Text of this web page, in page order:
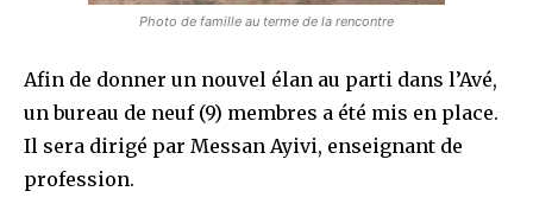
Photo de famille au terme de la rencontre
Afin de donner un nouvel élan au parti dans l’Avé,
un bureau de neuf (9) membres a été mis en place.
Il sera dirigé par Messan Ayivi, enseignant de
profession.